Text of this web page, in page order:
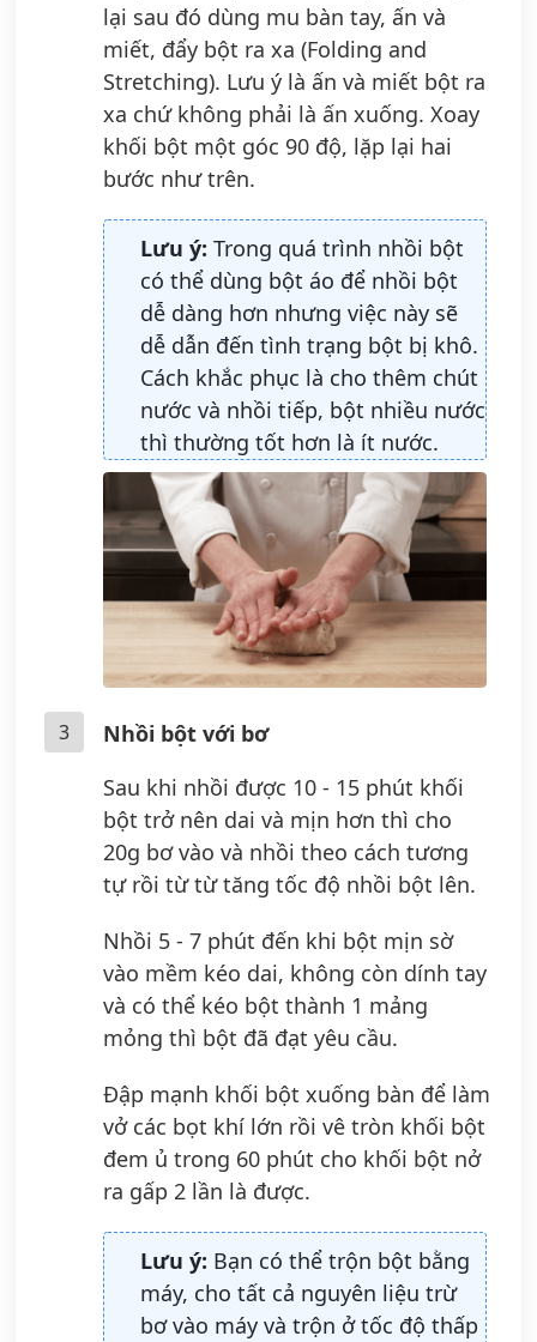
lại sau đó dùng mu bàn tay, ấn và
miết, đẩy bột ra xa (Folding and
Stretching). Lưu ý là ấn và miết bột ra
xa chứ không phải là ấn xuống. Xoay
khối bột một góc 90 độ, lặp lại hai
bước như trên.
Lưu ý: Trong quá trình nhồi bột
có thể dùng bột áo để nhồi bột
dễ dàng hơn nhưng việc này sẽ
dễ dẫn đến tình trạng bột bị khô.
Cách khắc phục là cho thêm chút
nước và nhồi tiếp, bột nhiều nước
thì thường tốt hơn là ít nước.
3
Nhồi bột với bơ
Sau khi nhồi được 10 - 15 phút khối
bột trở nên dai và mịn hơn thì cho
20g bơ vào và nhồi theo cách tương
tự rồi từ từ tăng tốc độ nhồi bột lên.
Nhồi 5 - 7 phút đến khi bột mịn sờ
vào mềm kéo dai, không còn dính tay
và có thể kéo bột thành 1 mảng
mỏng thì bột đã đạt yêu cầu.
Đập mạnh khối bột xuống bàn để làm
vở các bọt khí lớn rồi vê tròn khối bột
đem ủ trong 60 phút cho khối bột nở
ra gấp 2 lần là được.
Lưu ý: Bạn có thể trộn bột bằng
máy, cho tất cả nguyên liệu trừ
bơ vào máy và trộn ở tốc độ thấp